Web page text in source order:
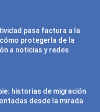
pasa factura a la
protegerla de la
a noticias y redes
historias de migración
desde la mirada